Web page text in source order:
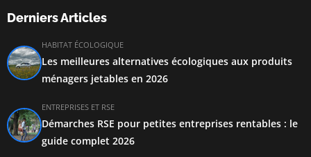
Derniers Articles
HABITAT ÉCOLOGIQUE
Les meilleures alternatives écologiques aux produits
ménagers jetables en 2026
ENTREPRISES ET RSE
Démarches RSE pour petites entreprises rentables : le
guide complet 2026